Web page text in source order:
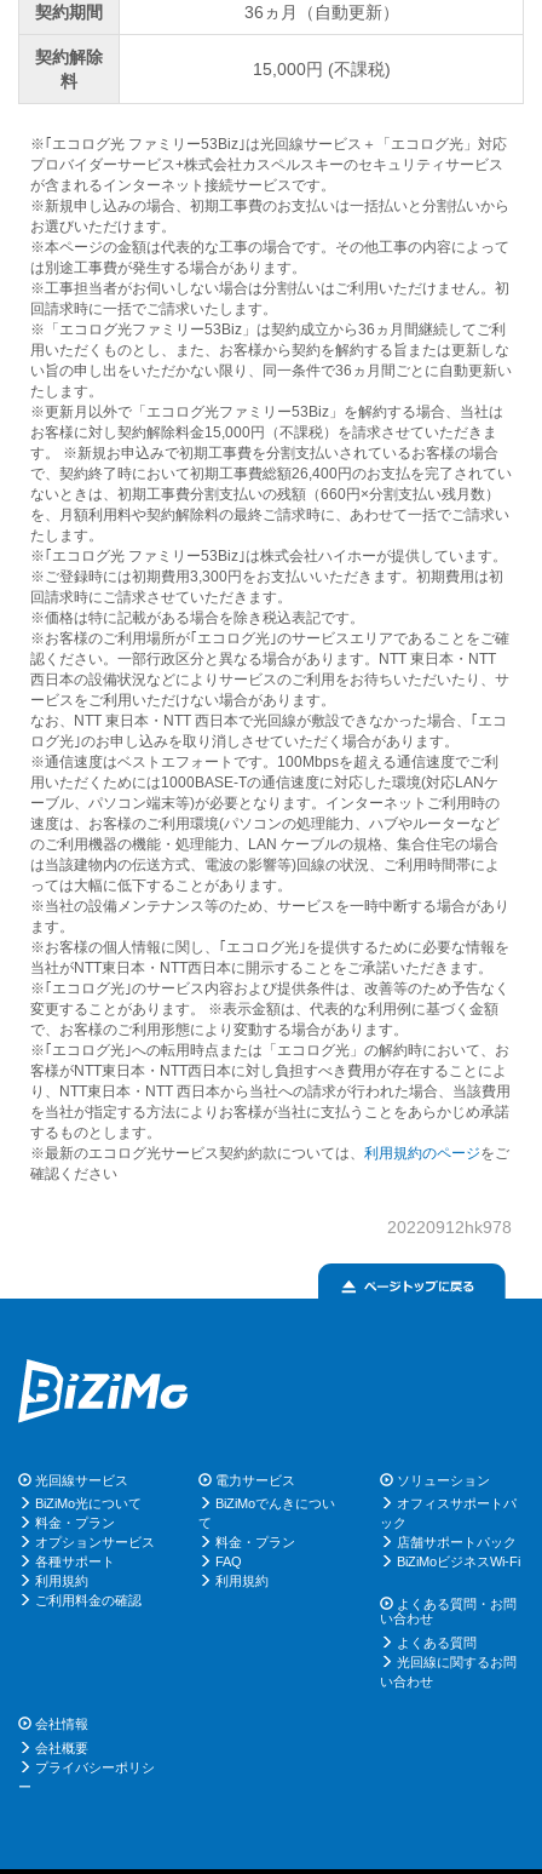
契約期間 36ヵ月（自動更新）
契約解除
料
15,000円 (不課税)
※｢エコログ光 ファミリー53Biz｣は光回線サービス＋「エコログ光」対応
プロバイダーサービス+株式会社カスペルスキーのセキュリティサービス
が含まれるインターネット接続サービスです。
※新規申し込みの場合、初期工事費のお支払いは一括払いと分割払いから
お選びいただけます。
※本ページの金額は代表的な工事の場合です。その他工事の内容によって
は別途工事費が発生する場合があります。
※工事担当者がお伺いしない場合は分割払いはご利用いただけません。初
回請求時に一括でご請求いたします。
※「エコログ光ファミリー53Biz」は契約成立から36ヵ月間継続してご利
用いただくものとし、また、お客様から契約を解約する旨または更新しな
い旨の申し出をいただかない限り、同一条件で36ヵ月間ごとに自動更新い
たします。
※更新月以外で「エコログ光ファミリー53Biz」を解約する場合、当社は
お客様に対し契約解除料金15,000円（不課税）を請求させていただきま
す。 ※新規お申込みで初期工事費を分割支払いされているお客様の場合
で、契約終了時において初期工事費総額26,400円のお支払を完了されてい
ないときは、初期工事費分割支払いの残額（660円×分割支払い残月数）
を、月額利用料や契約解除料の最終ご請求時に、あわせて一括でご請求い
たします。
※｢エコログ光 ファミリー53Biz｣は株式会社ハイホーが提供しています。
※ご登録時には初期費用3,300円をお支払いいただきます。初期費用は初
回請求時にご請求させていただきます。
※価格は特に記載がある場合を除き税込表記です。
※お客様のご利用場所が｢エコログ光｣のサービスエリアであることをご確
認ください。一部行政区分と異なる場合があります。NTT 東日本・NTT
西日本の設備状況などによりサービスのご利用をお待ちいただいたり、サ
ービスをご利用いただけない場合があります。
なお、NTT 東日本・NTT 西日本で光回線が敷設できなかった場合、｢エコ
ログ光｣のお申し込みを取り消しさせていただく場合があります。
※通信速度はベストエフォートです。100Mbpsを超える通信速度でご利
用いただくためには1000BASE-Tの通信速度に対応した環境(対応LANケ
ーブル、パソコン端末等)が必要となります。インターネットご利用時の
速度は、お客様のご利用環境(パソコンの処理能力、ハブやルーターなど
のご利用機器の機能・処理能力、LAN ケーブルの規格、集合住宅の場合
は当該建物内の伝送方式、電波の影響等)回線の状況、ご利用時間帯によ
っては大幅に低下することがあります。
※当社の設備メンテナンス等のため、サービスを一時中断する場合があり
ます。
※お客様の個人情報に関し、｢エコログ光｣を提供するために必要な情報を
当社がNTT東日本・NTT西日本に開示することをご承諾いただきます。
※｢エコログ光｣のサービス内容および提供条件は、改善等のため予告なく
変更することがあります。 ※表示金額は、代表的な利用例に基づく金額
で、お客様のご利用形態により変動する場合があります。
※｢エコログ光｣への転用時点または「エコログ光」の解約時において、お
客様がNTT東日本・NTT西日本に対し負担すべき費用が存在することによ
り、NTT東日本・NTT 西日本から当社への請求が行われた場合、当該費用
を当社が指定する方法によりお客様が当社に支払うことをあらかじめ承諾
するものとします。
※最新のエコログ光サービス契約約款については、 利用規約のページをご
確認ください
20220912hk978
光回線サービス
BiZiMo光について
料金・プラン
オプションサービス
各種サポート
利用規約
ご利用料金の確認
電力サービス
BiZiMoでんきについ
て
料金・プラン
FAQ
利用規約
ソリューション
オフィスサポートパ
ック
店舗サポートパック
BiZiMoビジネスWi-Fi
よくある質問・お問
い合わせ
よくある質問
光回線に関するお問
い合わせ
会社情報
会社概要
プライバシーポリシ
ー